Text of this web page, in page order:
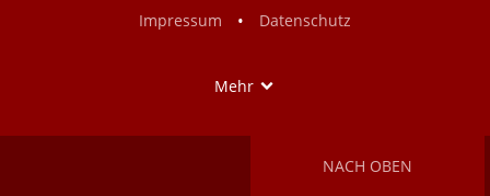
Impressum
• Datenschutz
Mehr
NACH OBEN